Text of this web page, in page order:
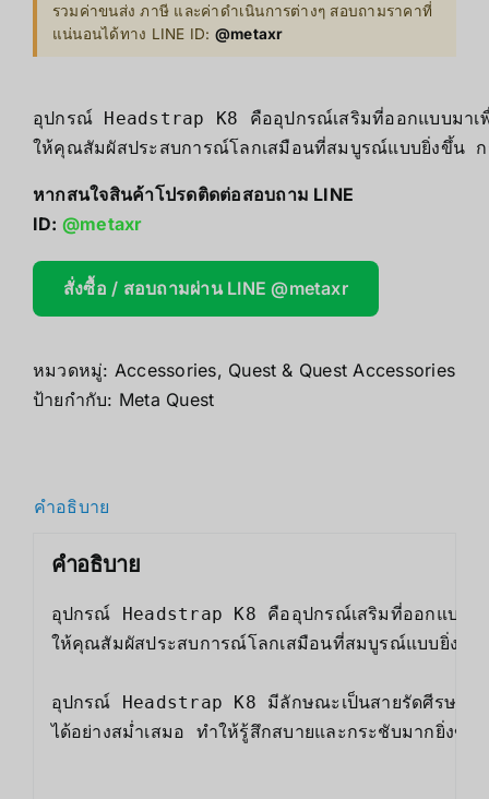
รวมค่าขนส่ง ภาษี และค่าดำเนินการต่างๆ สอบถามราคาที่
แน่นอนได้ทาง LINE ID: @metaxr
อุปกรณ์ Headstrap K8 คืออุปกรณ์เสริมที่ออกแบบมา
ให้คุณสัมผัสประสบการณ์โลกเสมือนที่สมบูรณ์แบบยิ่งขึ้น
หากสนใจสินค้าโปรดติดต่อสอบถาม LINE
ID: @metaxr
สั่งซื้อ / สอบถามผ่าน LINE @metaxr
หมวดหมู่: Accessories, Quest & Quest Accessories
ป้ายกำกับ: Meta Quest
คำอธิบาย
คำอธิบาย
อุปกรณ์ Headstrap
อุปกรณ์ Headstrap K8 มีลักษณะเป็นสายรัดศีรษะ
ได้อย่างสม่ำเสมอ ทำให้รู้สึกสบายและกระชับมากยิ่งขึ้น